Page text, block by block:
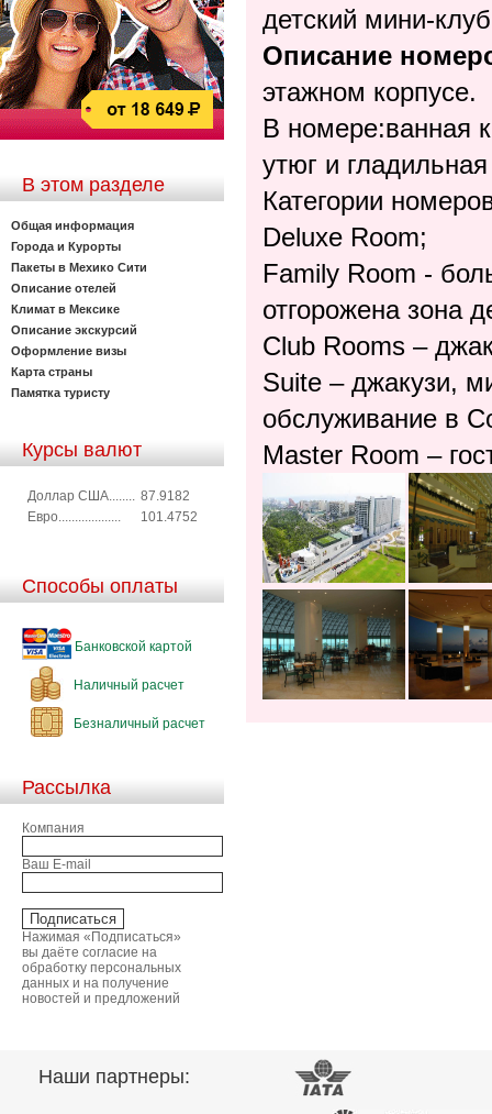
В этом разделе
Общая информация
Города и Курорты
Пакеты в Мехико Сити
Описание отелей
Климат в Мексике
Описание экскурсий
Оформление визы
Карта страны
Памятка туристу
Курсы валют
Доллар США........ 87.9182
Евро...................
101.4752
Способы оплаты
Банковской картой
Наличный расчет
Безналичный расчет
Рассылка
Компания
Ваш E-mail
Нажимая «Подписаться»
вы даёте согласие на
обработку персональных
данных и на получение
новостей и предложений
детский мини-
Описание
этажном корпусе.
В номере:ванная
утюг и
Категории
Deluxe Room;
Family Room -
отгорожена зона
Club Rooms –
Suite – джакузи,
обслуживание в
Master Room –
Наши партнеры: